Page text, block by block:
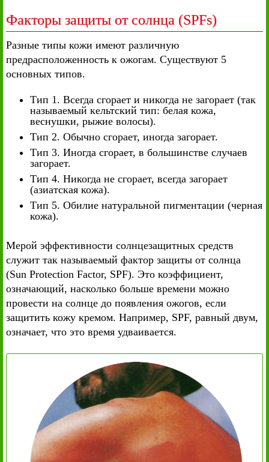
Факторы защиты от солнца (SPFs)
Разные типы кожи имеют различную
предрасположенность к ожогам. Существуют 5
основных типов.
Тип 1. Всегда сгорает и никогда не загорает (так
называемый кельтский тип: белая кожа,
веснушки, рыжие волосы).
Тип 2. Обычно сгорает, иногда загорает.
Тип 3. Иногда сгорает, в большинстве случаев
загорает.
Тип 4. Никогда не сгорает, всегда загорает
(азиатская кожа).
Тип 5. Обилие натуральной пигментации (черная
кожа).
Мерой эффективности солнцезащитных средств
служит так называемый фактор защиты от солнца
(Sun Protection Factor, SPF). Это коэффициент,
означающий, насколько больше времени можно
провести на солнце до появления ожогов, если
защитить кожу кремом. Например, SPF, равный двум,
означает, что это время удваивается.